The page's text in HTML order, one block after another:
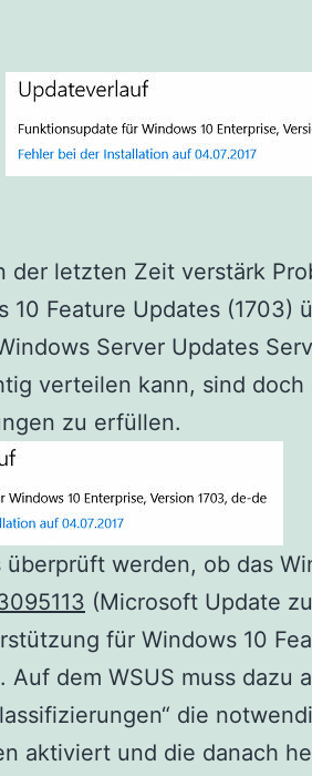
der letzten Zeit verstärk
10 Feature Updates (1703)
Server Updates
verteilen kann, sind doch
zu erfüllen.
überprüft werden, ob das
(Microsoft Update
für Windows 10
Auf dem WSUS muss dazu
die
aktiviert und die danach